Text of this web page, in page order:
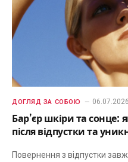
ДОГЛЯД ЗА СОБОЮ 06.07.2026
Бар’єр шкіри та сонце:
після відпустки та
Повернення з відпустки